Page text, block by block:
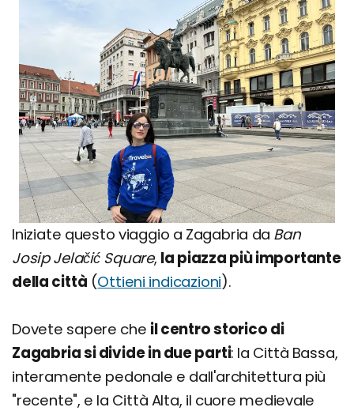
Iniziate questo viaggio a Zagabria da Ban
Josip Jelačić Square, la piazza più importante
della città (Ottieni indicazioni).
Dovete sapere che il centro storico di
Zagabria si divide in due parti: la Città Bassa,
interamente pedonale e dall'architettura più
"recente", e la Città Alta, il cuore medievale